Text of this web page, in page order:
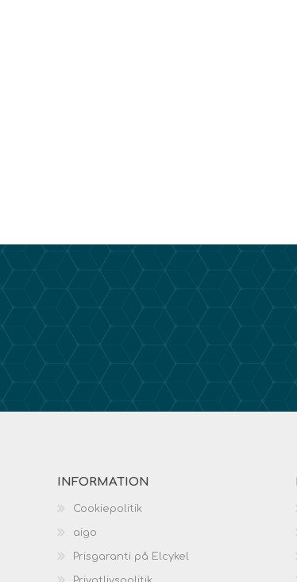
INFORMATION
Cookiepolitik
aigo
Prisgaranti på Elcykel